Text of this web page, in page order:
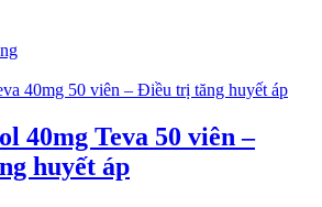
40mg Teva 50 viên –
huyết áp